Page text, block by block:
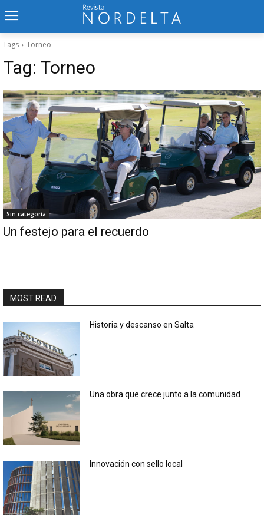
Tags Torneo
Tag: Torneo
Sin categoría
Un festejo para el recuerdo
MOST READ
Historia y descanso en Salta
Una obra que crece junto a la comunidad
Innovación con sello local